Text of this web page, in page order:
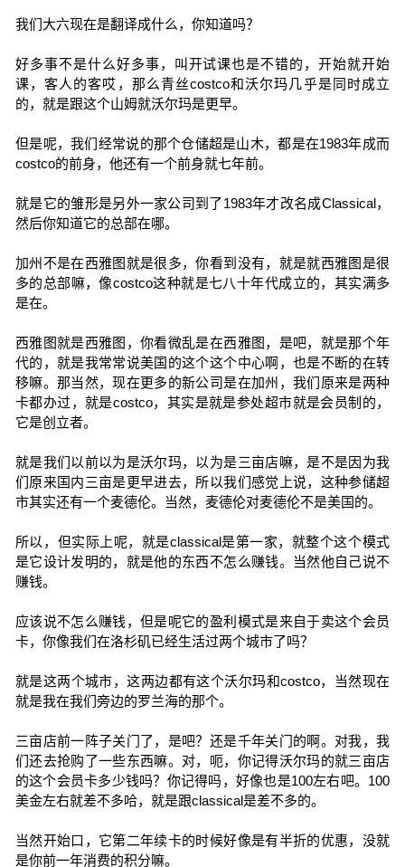
我们大六现在是翻译成什么，你知道吗？
好多事不是什么好多事，叫开试课也是不错的，开始就开始
课，客人的客哎，那么青丝costco和沃尔玛几乎是同时成立
的，就是跟这个山姆就沃尔玛是更早。
但是呢，我们经常说的那个仓储超是山木，都是在1983年成而
costco的前身，他还有一个前身就七年前。
就是它的雏形是另外一家公司到了1983年才改名成Classical，
然后你知道它的总部在哪。
加州不是在西雅图就是很多，你看到没有，就是就西雅图是很
多的总部嘛，像costco这种就是七八十年代成立的，其实满多
是在。
西雅图就是西雅图，你看微乱是在西雅图，是吧，就是那个年
代的，就是我常常说美国的这个这个中心啊，也是不断的在转
移嘛。那当然，现在更多的新公司是在加州，我们原来是两种
卡都办过，就是costco，其实是就是参处超市就是会员制的，
它是创立者。
就是我们以前以为是沃尔玛，以为是三亩店嘛，是不是因为我
们原来国内三亩是更早进去，所以我们感觉上说，这种参储超
市其实还有一个麦德伦。当然，麦德伦对麦德伦不是美国的。
所以，但实际上呢，就是classical是第一家，就整个这个模式
是它设计发明的，就是他的东西不怎么赚钱。当然他自己说不
赚钱。
应该说不怎么赚钱，但是呢它的盈利模式是来自于卖这个会员
卡，你像我们在洛杉矶已经生活过两个城市了吗？
就是这两个城市，这两边都有这个沃尔玛和costco，当然现在
就是我在我们旁边的罗兰海的那个。
三亩店前一阵子关门了，是吧？还是千年关门的啊。对我，我
们还去抢购了一些东西嘛。对，呃，你记得沃尔玛的就三亩店
的这个会员卡多少钱吗？你记得吗，好像也是100左右吧。100
美金左右就差不多哈，就是跟classical是差不多的。
当然开始口，它第二年续卡的时候好像是有半折的优惠，没就
是你前一年消费的积分嘛。